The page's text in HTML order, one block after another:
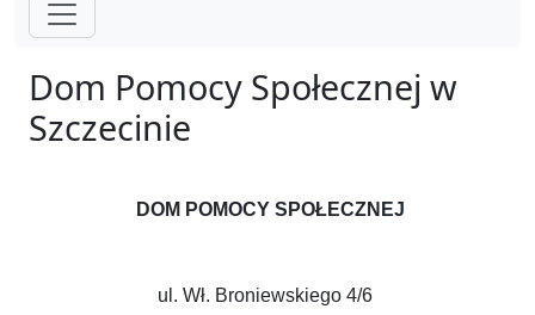
Dom Pomocy Społecznej w
Szczecinie
DOM POMOCY SPOŁECZNEJ
ul. Wł. Broniewskiego 4/6